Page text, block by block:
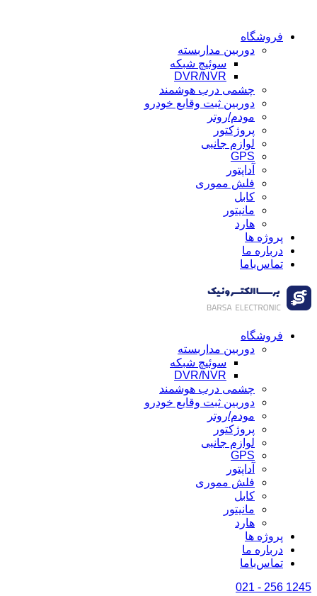
فروشگاه
دوربین مداربسته
سوئیچ شبکه
DVR/NVR
چشمی درب هوشمند
دوربین ثبت وقایع خودرو
مودم/روتر
پروژکتور
لوازم جانبی
GPS
آداپتور
فلش مموری
کابل
مانیتور
هارد
پروژه ها
درباره ما
تماس‌باما
فروشگاه
دوربین مداربسته
سوئیچ شبکه
DVR/NVR
چشمی درب هوشمند
دوربین ثبت وقایع خودرو
مودم/روتر
پروژکتور
لوازم جانبی
GPS
آداپتور
فلش مموری
کابل
مانیتور
هارد
پروژه ها
درباره ما
تماس‌باما
1245 256 - 021